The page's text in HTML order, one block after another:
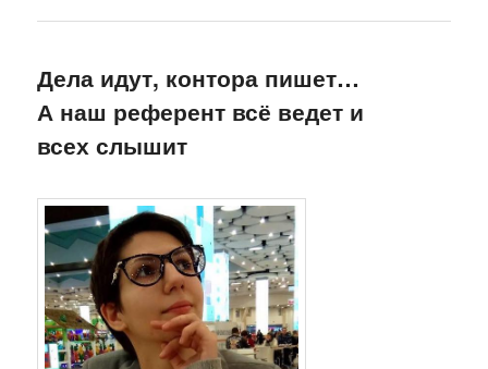
Дела идут, контора пишет…
А наш референт всё ведет и
всех слышит